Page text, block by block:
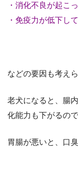
・消化不良が起こ
・免疫力が低下し
などの要因も考えら
老犬になると、腸
化能力も下がるので
胃腸が悪いと、口